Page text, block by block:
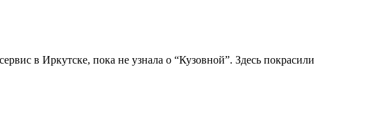
в Иркутске, пока не узнала о “Кузовной”. Здесь покрасили